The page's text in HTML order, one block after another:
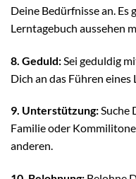
Deine Bedürfnisse an. Es
Lerntagebuch aussehen
8. Geduld: Sei geduldig
Dich an das Führen
9. Unterstützung:Suche
Familie oder
anderen.